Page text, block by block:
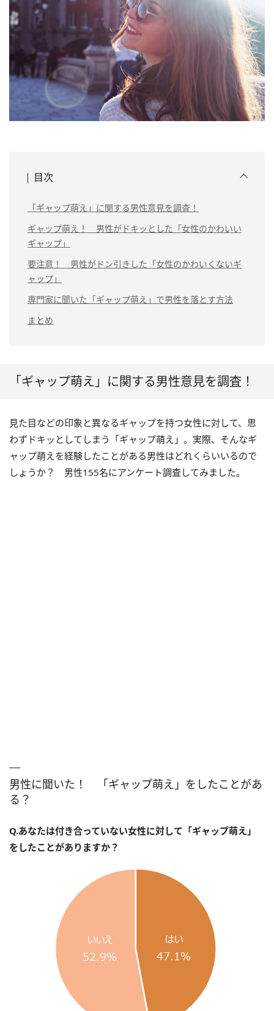
目次
「ギャップ萌え」に関する男性意見を調査！
ギャップ萌え！ 男性がドキッとした「女性のかわいい
ギャップ」
要注意！ 男性がドン引きした「女性のかわいくないギ
ャップ」
専門家に聞いた「ギャップ萌え」で男性を落とす方法
まとめ
「ギャップ萌え」に関する男性意見を調査！
見た目などの印象と異なるギャップを持つ女性に対して、思
わずドキッとしてしまう「ギャップ萌え」。実際、そんなギ
ャップ萌えを経験したことがある男性はどれくらいいるので
しょうか？ 男性155名にアンケート調査してみました。
男性に聞いた！ 「ギャップ萌え」をしたことがあ
る？
Q.あなたは付き合っていない女性に対して「ギャップ萌え」
をしたことがありますか？